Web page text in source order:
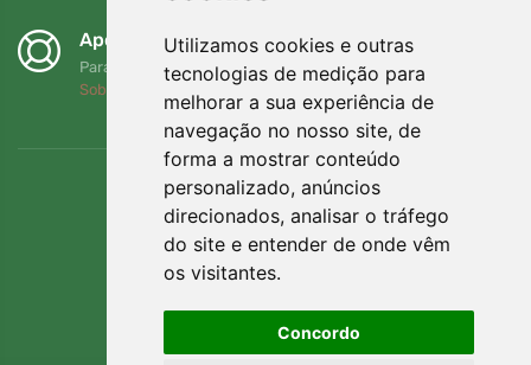
Utilizamos cookies e outras
tecnologias de medição para
melhorar a sua experiência de
navegação no nosso site, de
forma a mostrar conteúdo
personalizado, anúncios
direcionados, analisar o tráfego
do site e entender de onde vêm
os visitantes.
Concordo
Apoiamos a Trees.org
Para cada encomenda plantamos uma árvore! Leia mais
Sobre nós